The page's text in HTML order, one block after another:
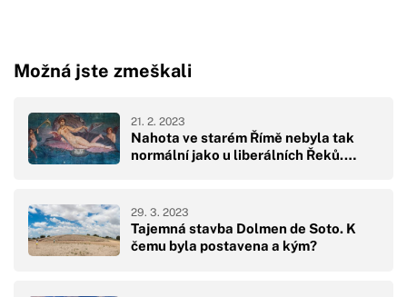
Možná jste zmeškali
Nahota ve starém Římě nebyla tak
normální jako u liberálních Řeků.…
21. 2. 2023
Tajemná stavba Dolmen de Soto. K
čemu byla postavena a kým?
29. 3. 2023